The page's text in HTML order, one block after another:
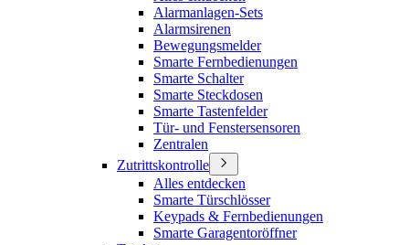
Alarmanlagen-Sets
Alarmsirenen
Bewegungsmelder
Smarte Fernbedienungen
Smarte Schalter
Smarte Steckdosen
Smarte Tastenfelder
Tür- und Fenstersensoren
Zentralen
Zutrittskontrolle
Alles entdecken
Smarte Türschlösser
Keypads & Fernbedienungen
Smarte Garagentoröffner